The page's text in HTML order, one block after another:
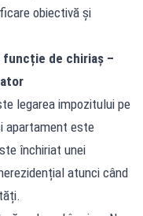
obiectivă și
funcție de chiriaș –
legarea impozitului pe
apartament este
închiriat unei
atunci când